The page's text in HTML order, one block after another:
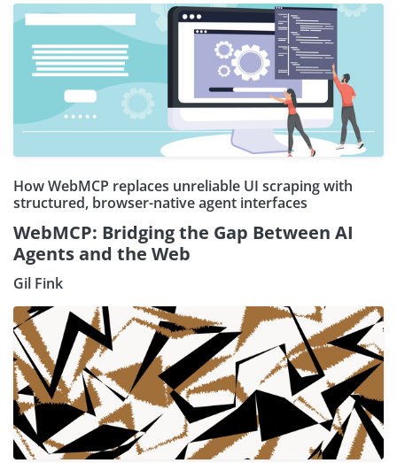
How WebMCP replaces unreliable UI scraping with
structured, browser-native agent interfaces
WebMCP: Bridging the Gap Between AI
Agents and the Web
Gil Fink